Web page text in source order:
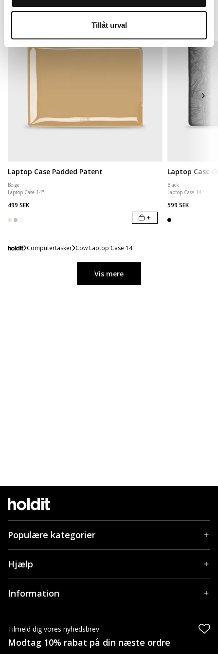
Tillåt urval
Laptop Case Padded Patent
Beige
Laptop Case 14"
499 SEK
+
Laptop Case
Black
Laptop Case 14"
599 SEK
Computertasker Cow Laptop Case 14"
Vis mere
Populære kategorier
Hjælp
Information
Tilmeld dig vores nyhedsbrev
Modtag 10% rabat på din næste ordre